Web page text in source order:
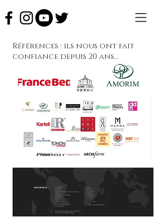
Bouton
Bouton
Références : ils nous ont fait
confiance depuis 20 ans...